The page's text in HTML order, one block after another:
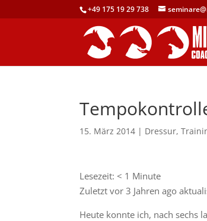
+49 175 19 29 738
15. März 2014 | Dressur,
Lesezeit:< 1 Minute
Zuletzt vor 3 Jahren ago
Heute konnte ich, nach sechs